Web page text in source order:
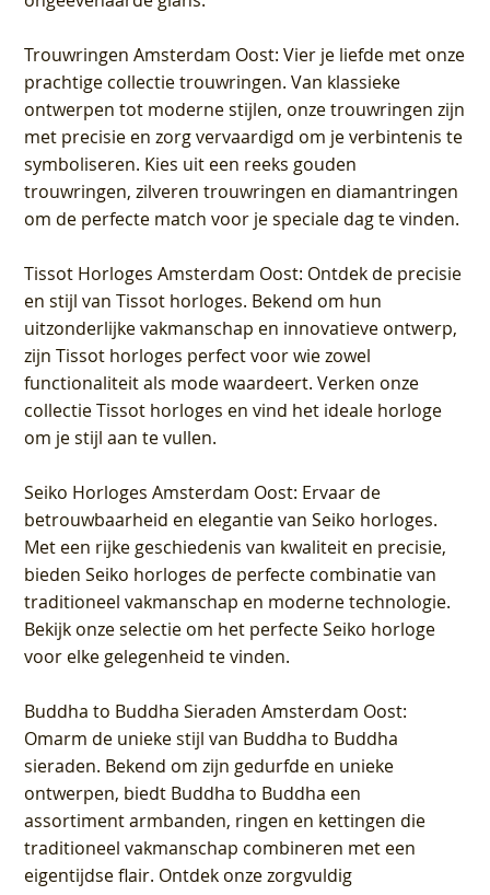
Trouwringen Amsterdam Oost: Vier je liefde met onze
prachtige collectie trouwringen. Van klassieke
ontwerpen tot moderne stijlen, onze trouwringen zijn
met precisie en zorg vervaardigd om je verbintenis te
symboliseren. Kies uit een reeks gouden
trouwringen, zilveren trouwringen en diamantringen
om de perfecte match voor je speciale dag te vinden.
Tissot Horloges Amsterdam Oost: Ontdek de precisie
en stijl van Tissot horloges. Bekend om hun
uitzonderlijke vakmanschap en innovatieve ontwerp,
zijn Tissot horloges perfect voor wie zowel
functionaliteit als mode waardeert. Verken onze
collectie Tissot horloges en vind het ideale horloge
om je stijl aan te vullen.
Seiko Horloges Amsterdam Oost: Ervaar de
betrouwbaarheid en elegantie van Seiko horloges.
Met een rijke geschiedenis van kwaliteit en precisie,
bieden Seiko horloges de perfecte combinatie van
traditioneel vakmanschap en moderne technologie.
Bekijk onze selectie om het perfecte Seiko horloge
voor elke gelegenheid te vinden.
Buddha to Buddha Sieraden Amsterdam Oost:
Omarm de unieke stijl van Buddha to Buddha
sieraden. Bekend om zijn gedurfde en unieke
ontwerpen, biedt Buddha to Buddha een
assortiment armbanden, ringen en kettingen die
traditioneel vakmanschap combineren met een
eigentijdse flair. Ontdek onze zorgvuldig